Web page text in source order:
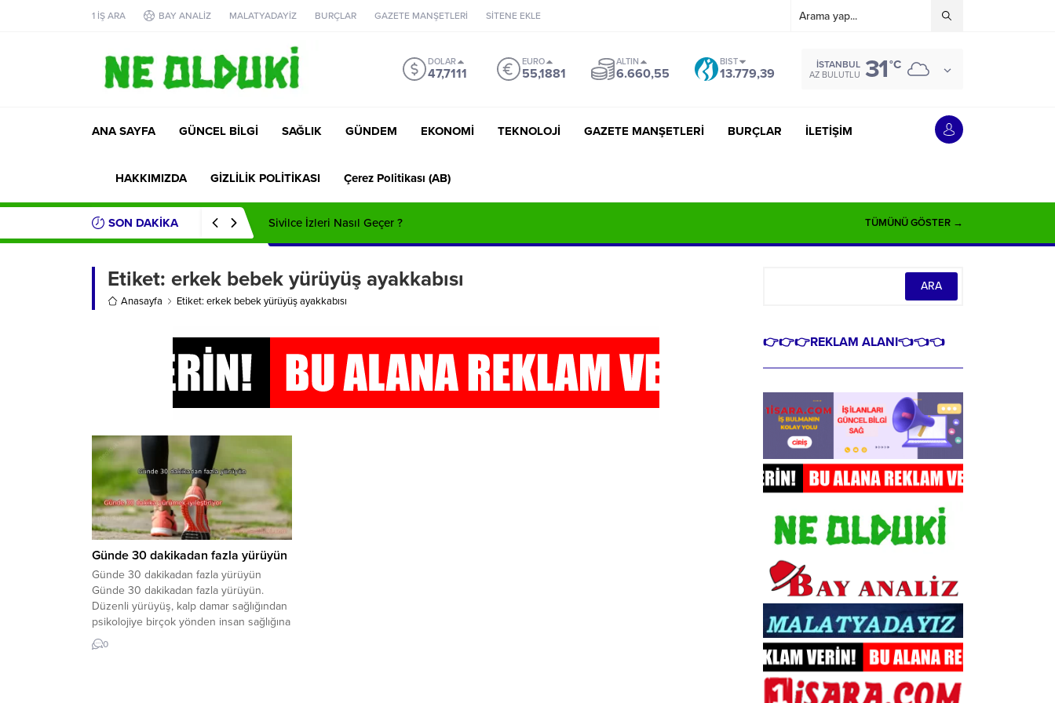
1 İŞ ARA BAY ANALİZ MALATYADAYİZ BURÇLAR GAZETE MANŞETLERİ SİTENE EKLE
DOLAR
47,7111
EURO
55,1881
ALTIN
6.660,55
BIST
13.779,39
İSTANBUL
AZ BULUTLU 31°C
ANA SAYFA GÜNCEL BİLGİ SAĞLIK GÜNDEM EKONOMİ TEKNOLOJİ GAZETE MANŞETLERİ BURÇLAR İLETİŞİM
HAKKIMIZDA GİZLİLİK POLİTİKASI Çerez Politikası (AB)
SON DAKİKA Sivilce İzleri Nasıl Geçer ? TÜMÜNÜ GÖSTER →
Etiket: erkek bebek yürüyüş ayakkabısı
Anasayfa Etiket: erkek bebek yürüyüş ayakkabısı
Günde 30 dakikadan fazla yürüyün
Günde 30 dakikadan fazla yürüyün
Günde 30 dakikadan fazla yürüyün.
Düzenli yürüyüş, kalp damar sağlığından
psikolojiye birçok yönden insan sağlığına
katkı sağlar. Yürümenin sağlığa faydaları…
Yürüyüş; kan akışını ve kan damarı
0
👉👉👉REKLAM ALANI👈👈👈